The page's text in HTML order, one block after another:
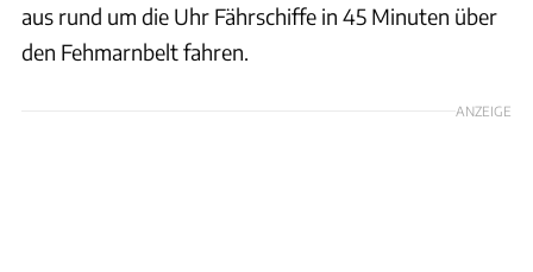
aus rund um die Uhr Fährschiffe in 45 Minuten über
den Fehmarnbelt fahren.
ANZEIGE